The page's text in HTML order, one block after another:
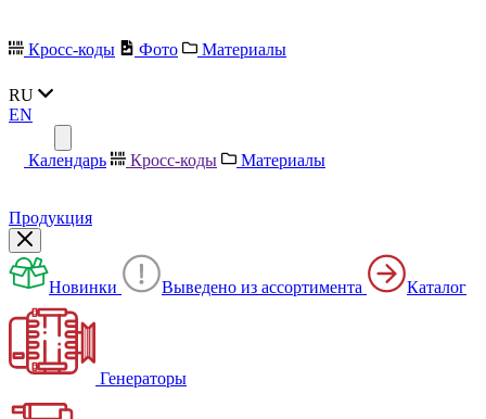
Кросс-коды Фото Материалы
RU
EN
Календарь Кросс-коды Материалы
Продукция
Новинки Выведено из ассортимента Каталог
Генераторы